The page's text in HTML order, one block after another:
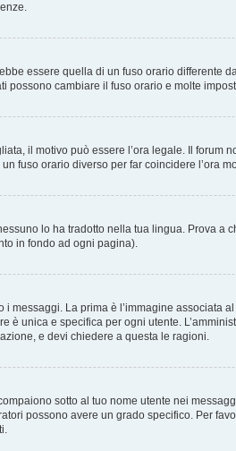
essere quella di un fuso orario
possono cambiare il fuso orario e molte
il motivo può essere l’ora legale. Il
fuso orario diverso per far coincidere l’ora
lo ha tradotto nella tua lingua. Prova
in fondo ad ogni pagina).
messaggi. La prima è l’immagine
è unica e specifica per ogni utente.
e devi chiedere a questa le ragioni.
sotto al tuo nome utente nei
possono avere un grado specifico. Per